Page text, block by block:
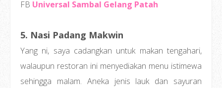
FB Universal Sambal Gelang Patah
5. Nasi Padang Makwin
Yang ni, saya cadangkan untuk makan tengahari,
walaupun restoran ini menyediakan menu istimewa
sehingga malam. Aneka jenis lauk dan sayuran